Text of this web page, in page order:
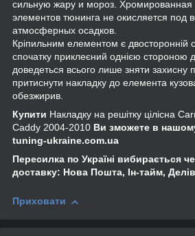
сильную жару и мороз. Хромированная
элементов тюнинга не окисляется под
атмосферных осадков.
Кріпильним елементом є двосторонній
спочатку приклеєний однією стороною
доведеться всього лише зняти захисну
притиснути накладку до елемента
обезжирив.
Купити Накладку на решітку цілісна
Caddy 2004-2010 Ви зможете в
tuning-ukraine.com.ua
Пересилка по Україні вибирається
доставку: Нова Пошта, Ін-тайм,
Приховати